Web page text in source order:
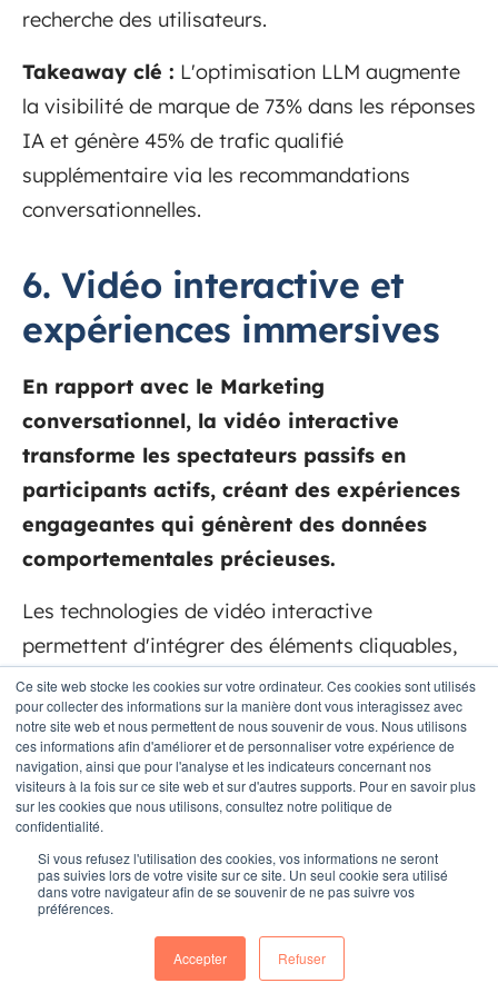
Ce site web stocke les cookies sur votre ordinateur. Ces cookies sont utilisés
pour collecter des informations sur la manière dont vous interagissez avec
notre site web et nous permettent de nous souvenir de vous. Nous utilisons
ces informations afin d'améliorer et de personnaliser votre expérience de
navigation, ainsi que pour l'analyse et les indicateurs concernant nos
visiteurs à la fois sur ce site web et sur d'autres supports. Pour en savoir plus
sur les cookies que nous utilisons, consultez notre politique de
confidentialité.
Si vous refusez l'utilisation des cookies, vos informations ne seront
pas suivies lors de votre visite sur ce site. Un seul cookie sera utilisé
dans votre navigateur afin de se souvenir de ne pas suivre vos
préférences.
Accepter Refuser
recherche des utilisateurs.
Takeaway clé : L'optimisation LLM augmente
la visibilité de marque de 73% dans les réponses
IA et génère 45% de trafic qualifié
supplémentaire via les recommandations
conversationnelles.
6. Vidéo interactive et
expériences immersives
En rapport avec le Marketing
conversationnel, la vidéo interactive
transforme les spectateurs passifs en
participants actifs, créant des expériences
engageantes qui génèrent des données
comportementales précieuses.
Les technologies de vidéo interactive
permettent d'intégrer des éléments cliquables,
des parcours personnalisés et des appels à
l'action contextuels directement dans le contenu
vidéo. Cette approche révolutionne la
présentation produit, la formation client et la
génération de leads.